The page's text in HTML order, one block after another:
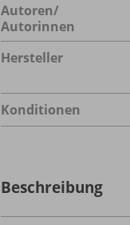
Autoren/
Autorinnen
Hersteller
Konditionen
Beschreibung